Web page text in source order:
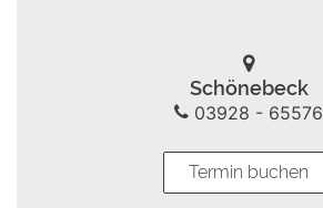
Schönebeck
03928 - 65576
Termin buchen